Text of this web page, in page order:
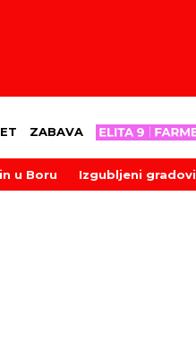
ZABAVA
u Boru Izgubljeni gradovi